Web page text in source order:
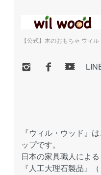
【公式】木のおもちゃ ウィル
『ウィル・ウッド』
ップです。
日本の家具職人によ
『人工大理石製品』